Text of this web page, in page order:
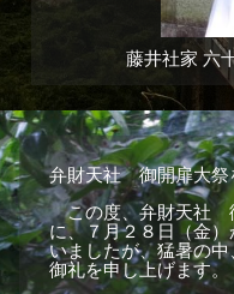
藤井社家
弁財天社 御開扉大祭
この度、弁財天社
に、７月２８日（金
いましたが、猛暑の
御礼を申し上げます。